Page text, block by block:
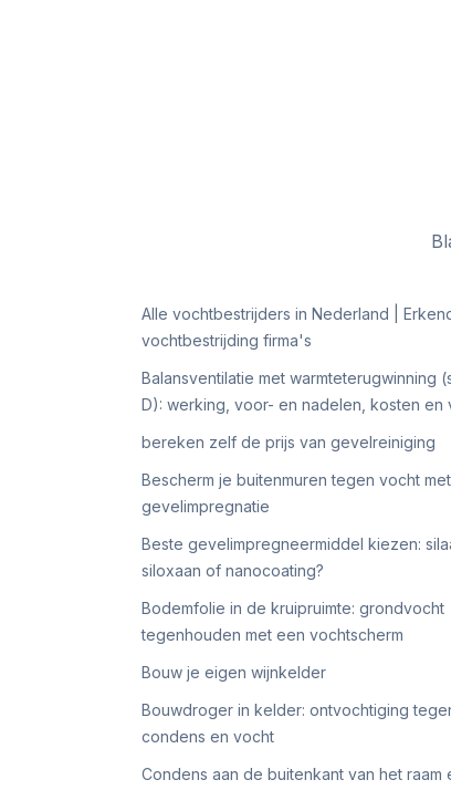
Alle vochtbestrijders in Nederland |
vochtbestrijding firma's
Balansventilatie met warmteterugwinning
D): werking, voor- en nadelen, kosten en
bereken zelf de prijs van gevelreiniging
Bescherm je buitenmuren tegen vocht met
gevelimpregnatie
Beste gevelimpregneermiddel kiezen:
siloxaan of nanocoating?
Bodemfolie in de kruipruimte: grondvocht
tegenhouden met een vochtscherm
Bouw je eigen wijnkelder
Bouwdroger in kelder: ontvochtiging
condens en vocht
Condens aan de buitenkant van het raam